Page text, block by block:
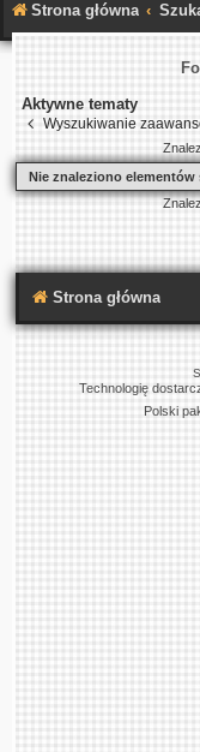
Strona główna
Aktywne tematy
Wyszukiwanie
Nie znaleziono elementów
Strona główna
Technologię
Polski